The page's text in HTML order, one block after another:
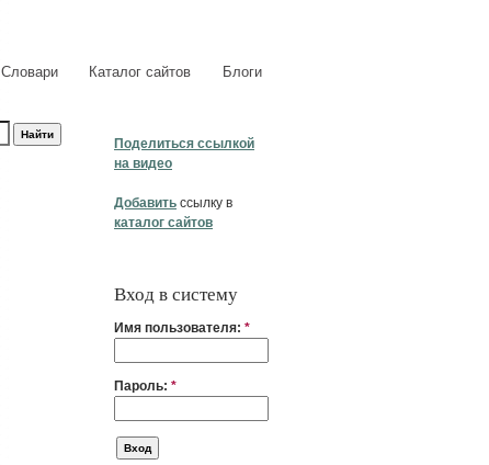
Словари Каталог сайтов Блоги
Поделиться ссылкой
на видео
Добавить ссылку в
каталог сайтов
Вход в систему
Имя пользователя: *
Пароль: *